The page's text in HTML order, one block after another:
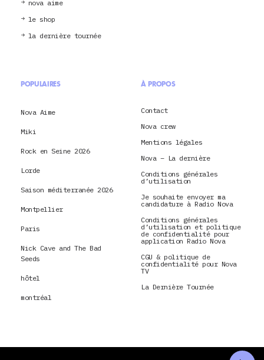
nova aime
le shop
la dernière tournée
POPULAIRES
Nova Aime
Miki
Rock en Seine 2026
Lorde
Saison méditerranée 2026
Montpellier
Paris
Nick Cave and The Bad
Seeds
hôtel
montréal
À PROPOS
Contact
Nova crew
Mentions légales
Nova – La dernière
Conditions générales
d’utilisation
Je souhaite envoyer ma
candidature à Radio Nova
Conditions générales
d’utilisation et politique
de confidentialité pour
application Radio Nova
CGU & politique de
confidentialité pour Nova
TV
La Dernière Tournée